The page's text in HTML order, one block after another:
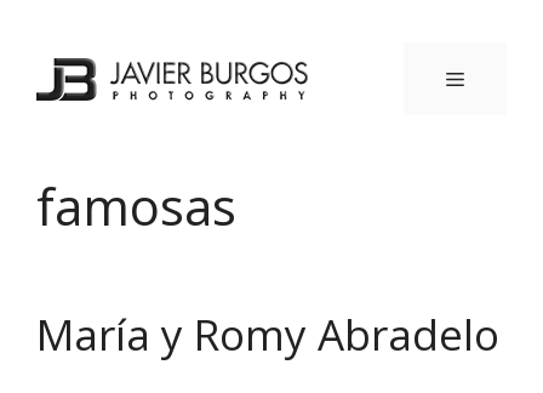
contenido
MENÚ
famosas
María y Romy Abradelo